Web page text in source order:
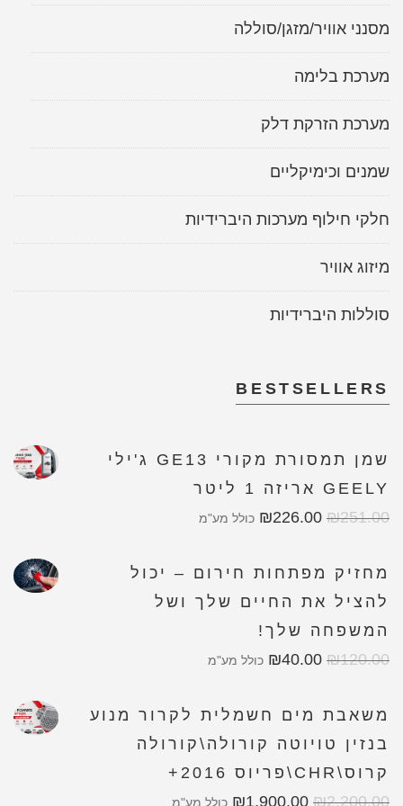
מסנני אוויר/מזגן/סוללה
מערכת בלימה
מערכת הזרקת דלק
שמנים וכימיקליים
חלקי חילוף מערכות היברידיות
מיזוג אוויר
סוללות היברידיות
BESTSELLERS
שמן תמסורת מקורי GE13 ג'ילי
GEELY אריזה 1 ליטר
₪251.00
₪226.00 כולל מע"מ
מחזיק מפתחות חירום – יכול
להציל את החיים שלך ושל
המשפחה שלך!
₪120.00
₪40.00 כולל מע"מ
משאבת מים חשמלית לקרור מנוע
בנזין טויוטה קורולה\קורולה
קרוס\CHR\פריוס 2016+
₪2,200.00
₪1,900.00 כולל מע"מ